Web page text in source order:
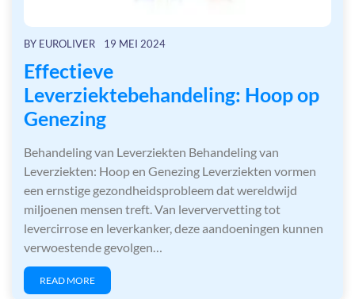
BY EUROLIVER 19 MEI 2024
Effectieve
Leverziektebehandeling: Hoop op
Genezing
Behandeling van Leverziekten Behandeling van
Leverziekten: Hoop en Genezing Leverziekten vormen
een ernstige gezondheidsprobleem dat wereldwijd
miljoenen mensen treft. Van leververvetting tot
levercirrose en leverkanker, deze aandoeningen kunnen
verwoestende gevolgen…
READ MORE